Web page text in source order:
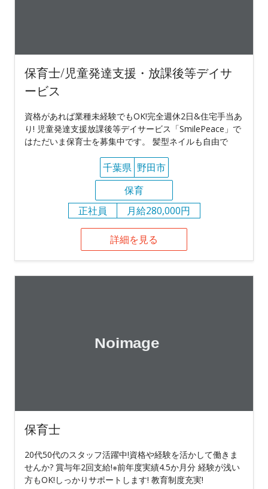
保育士/児童発達支援・放課後等デイサ
ービス
資格があれば業種未経験でもOK!完全週休2日&住宅手当あ
り! 児童発達支援放課後等デイサービス「SmilePeace」で
はただいま保育士を募集中です。 髪型ネイルも自由で
千葉県 野田市
保育
正社員
月給280,000円
詳細を見る
保育士
20代50代のスタッフ活躍中!資格や経験を活かして働きま
せんか? 賞与年2回支給!※前年度実績4.5か月分 経験が浅い
方もOK!しっかりサポートします! 教育制度充実!